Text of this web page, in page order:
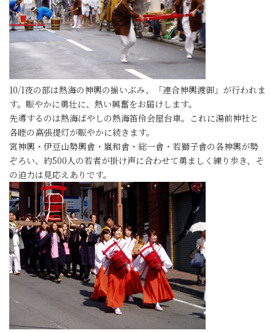
10/1夜の部は熱海の神輿の揃いぶみ、「連合神輿渡御」が行われま
す。賑やかに勇壮に、熱い興奮をお届けします。
先導するのは熱海ばやしの熱海笛伶会屋台車。これに湯前神社と
各睦の高張提灯が賑やかに続きます。
宮神輿・伊豆山勢輿會・嵐和會・総一會・若獅子會の各神輿が勢
ぞろい、約500人の若者が掛け声に合わせて勇ましく練り歩き、そ
の迫力は見応えありです。